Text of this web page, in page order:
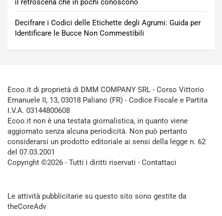
il retroscena che in pochi conoscono
Decifrare i Codici delle Etichette degli Agrumi: Guida per
Identificare le Bucce Non Commestibili
Ecoo.it di proprietà di DMM COMPANY SRL - Corso Vittorio
Emanuele II, 13, 03018 Paliano (FR) - Codice Fiscale e Partita
I.V.A. 03144800608
Ecoo.it non è una testata giornalistica, in quanto viene
aggiornato senza alcuna periodicità. Non può pertanto
considerarsi un prodotto editoriale ai sensi della legge n. 62
del 07.03.2001
Copyright ©2026 - Tutti i diritti riservati - Contattaci
Le attività pubblicitarie su questo sito sono gestite da
theCoreAdv